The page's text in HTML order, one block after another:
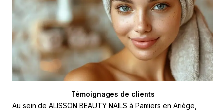
Témoignages de clients
Au sein de ALISSON BEAUTY NAILS à Pamiers en Ariège,